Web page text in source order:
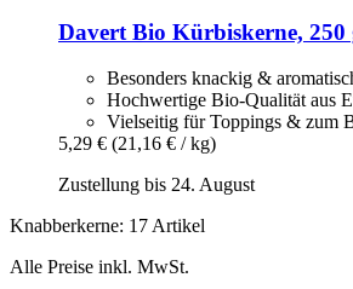
Davert Bio Kürbiskerne, 250
Besonders knackig &
Hochwertige Bio-Qualität aus
Vielseitig für Toppings & zum
5,29 € (21,16 € / kg)
Zustellung bis 24. August
Knabberkerne: 17 Artikel
Alle Preise inkl. MwSt.